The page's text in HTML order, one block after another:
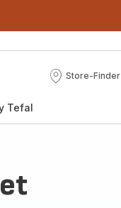
Store-Finder
Store-
Tefal